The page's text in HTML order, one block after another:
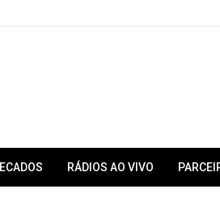
RÁDIOS AO VIVO